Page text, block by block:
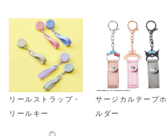
リールストラップ・
リールキー
サージカルテープホ
ルダー